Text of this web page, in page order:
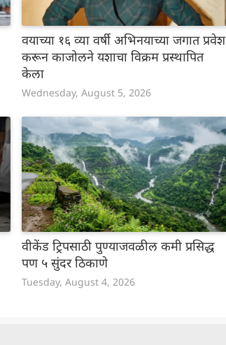
वयाच्या १६ व्या वर्षी अभिनयाच्या जगात प्रवेश
करून काजोलने यशाचा विक्रम प्रस्थापित
केला
Wednesday, August 5, 2026
वीकेंड ट्रिपसाठी पुण्याजवळील कमी प्रसिद्ध
पण ५ सुंदर ठिकाणे
Tuesday, August 4, 2026